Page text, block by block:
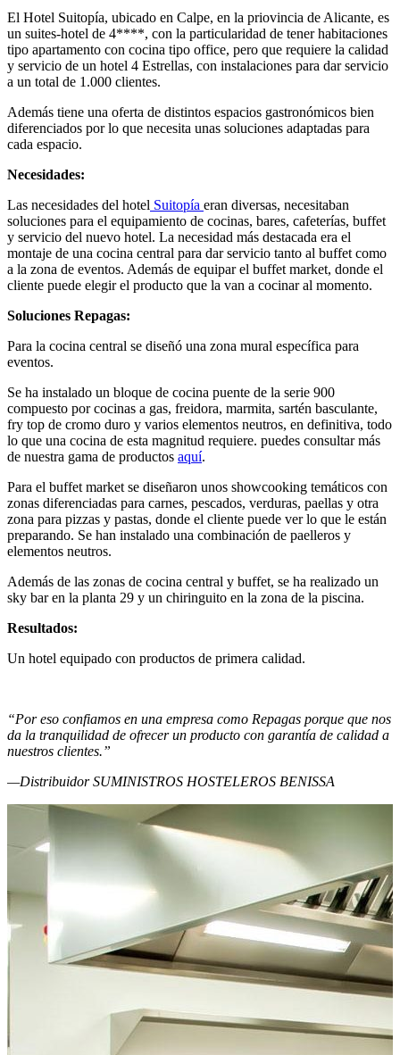
El Hotel Suitopía, ubicado en Calpe, en la priovincia de Alicante, es
un suites-hotel de 4****, con la particularidad de tener habitaciones
tipo apartamento con cocina tipo office, pero que requiere la calidad
y servicio de un hotel 4 Estrellas, con instalaciones para dar servicio
a un total de 1.000 clientes.
Además tiene una oferta de distintos espacios gastronómicos bien
diferenciados por lo que necesita unas soluciones adaptadas para
cada espacio.
Necesidades:
Las necesidades del hotel Suitopía eran diversas, necesitaban
soluciones para el equipamiento de cocinas, bares, cafeterías, buffet
y servicio del nuevo hotel. La necesidad más destacada era el
montaje de una cocina central para dar servicio tanto al buffet como
a la zona de eventos. Además de equipar el buffet market, donde el
cliente puede elegir el producto que la van a cocinar al momento.
Soluciones Repagas:
Para la cocina central se diseñó una zona mural específica para
eventos.
Se ha instalado un bloque de cocina puente de la serie 900
compuesto por cocinas a gas, freidora, marmita, sartén basculante,
fry top de cromo duro y varios elementos neutros, en definitiva, todo
lo que una cocina de esta magnitud requiere. puedes consultar más
de nuestra gama de productos aquí.
Para el buffet market se diseñaron unos showcooking temáticos con
zonas diferenciadas para carnes, pescados, verduras, paellas y otra
zona para pizzas y pastas, donde el cliente puede ver lo que le están
preparando. Se han instalado una combinación de paelleros y
elementos neutros.
Además de las zonas de cocina central y buffet, se ha realizado un
sky bar en la planta 29 y un chiringuito en la zona de la piscina.
Resultados:
Un hotel equipado con productos de primera calidad.
“Por eso confiamos en una empresa como Repagas porque que nos
da la tranquilidad de ofrecer un producto con garantía de calidad a
nuestros clientes.”
—Distribuidor SUMINISTROS HOSTELEROS BENISSA